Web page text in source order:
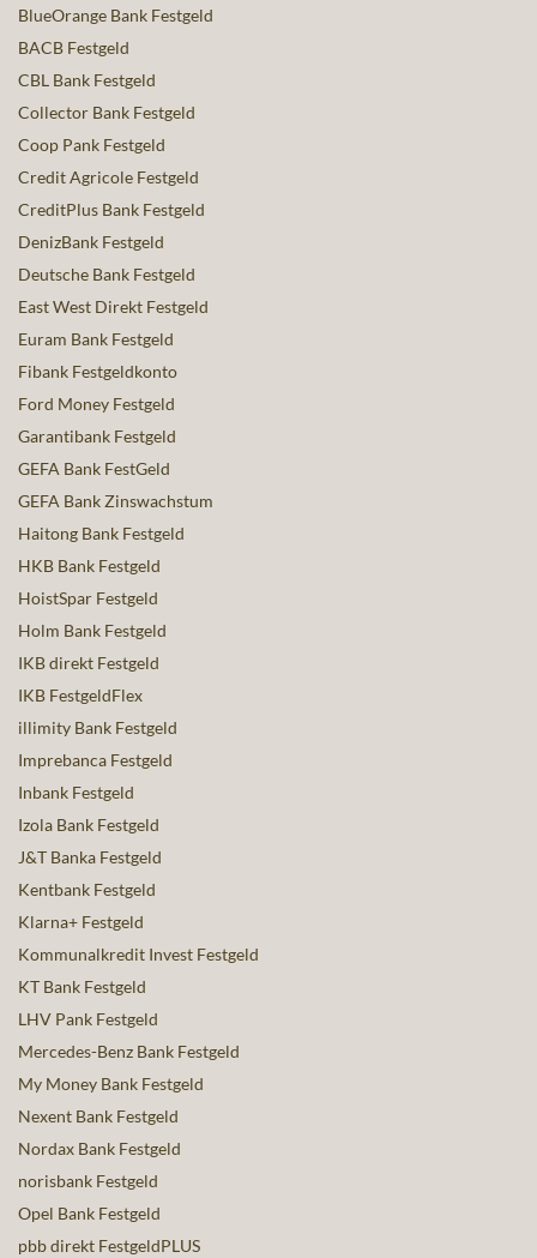
BlueOrange Bank Festgeld
BACB Festgeld
CBL Bank Festgeld
Collector Bank Festgeld
Coop Pank Festgeld
Credit Agricole Festgeld
CreditPlus Bank Festgeld
DenizBank Festgeld
Deutsche Bank Festgeld
East West Direkt Festgeld
Euram Bank Festgeld
Fibank Festgeldkonto
Ford Money Festgeld
Garantibank Festgeld
GEFA Bank FestGeld
GEFA Bank Zinswachstum
Haitong Bank Festgeld
HKB Bank Festgeld
HoistSpar Festgeld
Holm Bank Festgeld
IKB direkt Festgeld
IKB FestgeldFlex
illimity Bank Festgeld
Imprebanca Festgeld
Inbank Festgeld
Izola Bank Festgeld
J&T Banka Festgeld
Kentbank Festgeld
Klarna+ Festgeld
Kommunalkredit Invest Festgeld
KT Bank Festgeld
LHV Pank Festgeld
Mercedes-Benz Bank Festgeld
My Money Bank Festgeld
Nexent Bank Festgeld
Nordax Bank Festgeld
norisbank Festgeld
Opel Bank Festgeld
pbb direkt FestgeldPLUS